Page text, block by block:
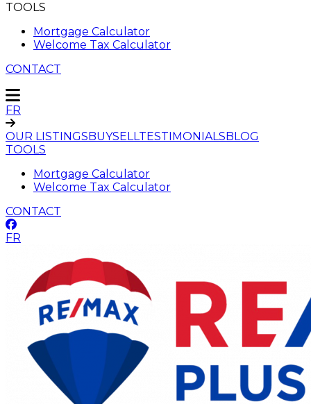
TOOLS
Mortgage Calculator
Welcome Tax Calculator
CONTACT
FR
OUR LISTINGSBUYSELLTESTIMONIALSBLOG
TOOLS
Mortgage Calculator
Welcome Tax Calculator
CONTACT
FR